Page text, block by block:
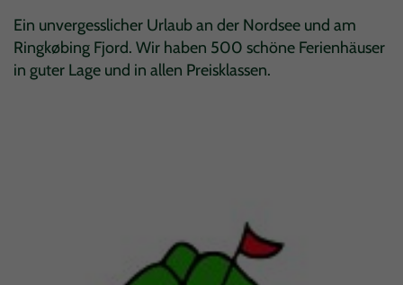
Ein unvergesslicher Urlaub an der Nordsee und am
Ringkøbing Fjord. Wir haben 500 schöne Ferienhäuser
in guter Lage und in allen Preisklassen.